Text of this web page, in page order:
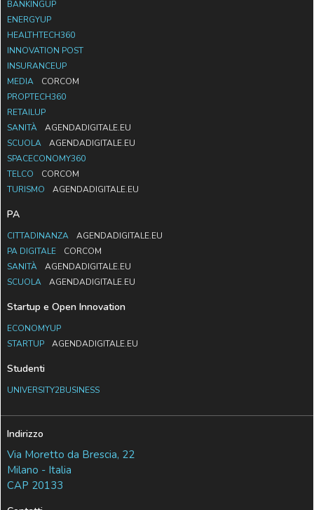
BANKINGUP
ENERGYUP
HEALTHTECH360
INNOVATION POST
INSURANCEUP
MEDIA
CORCOM
PROPTECH360
RETAILUP
SANITÀ
AGENDADIGITALE.EU
SCUOLA
AGENDADIGITALE.EU
SPACECONOMY360
TELCO
CORCOM
TURISMO
AGENDADIGITALE.EU
PA
CITTADINANZA
AGENDADIGITALE.EU
PA DIGITALE
CORCOM
SANITÀ
AGENDADIGITALE.EU
SCUOLA
AGENDADIGITALE.EU
Startup e Open Innovation
ECONOMYUP
STARTUP
AGENDADIGITALE.EU
Studenti
UNIVERSITY2BUSINESS
Indirizzo
Via Moretto da Brescia, 22
Milano - Italia
CAP 20133